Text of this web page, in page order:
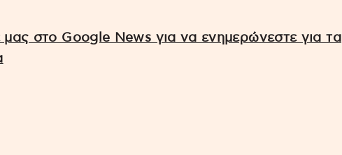
στο Google News για να ενημερώνεστε για τα